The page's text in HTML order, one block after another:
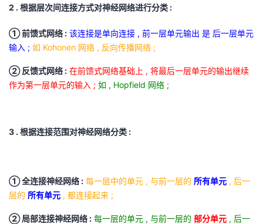
2 . 根据层次间连接方式对神经网络进行分类 :
① 前馈式网络 : 该连接是单向连接 , 前一层单元输出 是 后一层单元
输入 ; 如 Kohonen 网络 , 反向传播网络 ;
② 反馈式网络 : 在前馈式网络基础上 , 将最后一层单元的输出继续
作为第一层单元的输入 ; 如 , Hopfield 网络 ;
3 . 根据连接范围对神经网络分类 :
① 全连接神经网络 : 每一层中的单元 , 与前一层的 所有单元 , 后一
层的 所有单元 , 都连接起来 ;
② 局部连接神经网络 : 每一层的单元 , 与前一层的 部分单元 , 后一